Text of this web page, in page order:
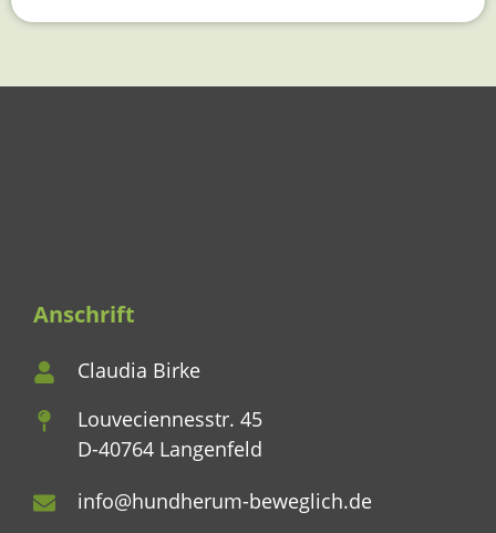
Anschrift
Claudia Birke
Louveciennesstr. 45
D-40764 Langenfeld
info@hundherum-beweglich.de